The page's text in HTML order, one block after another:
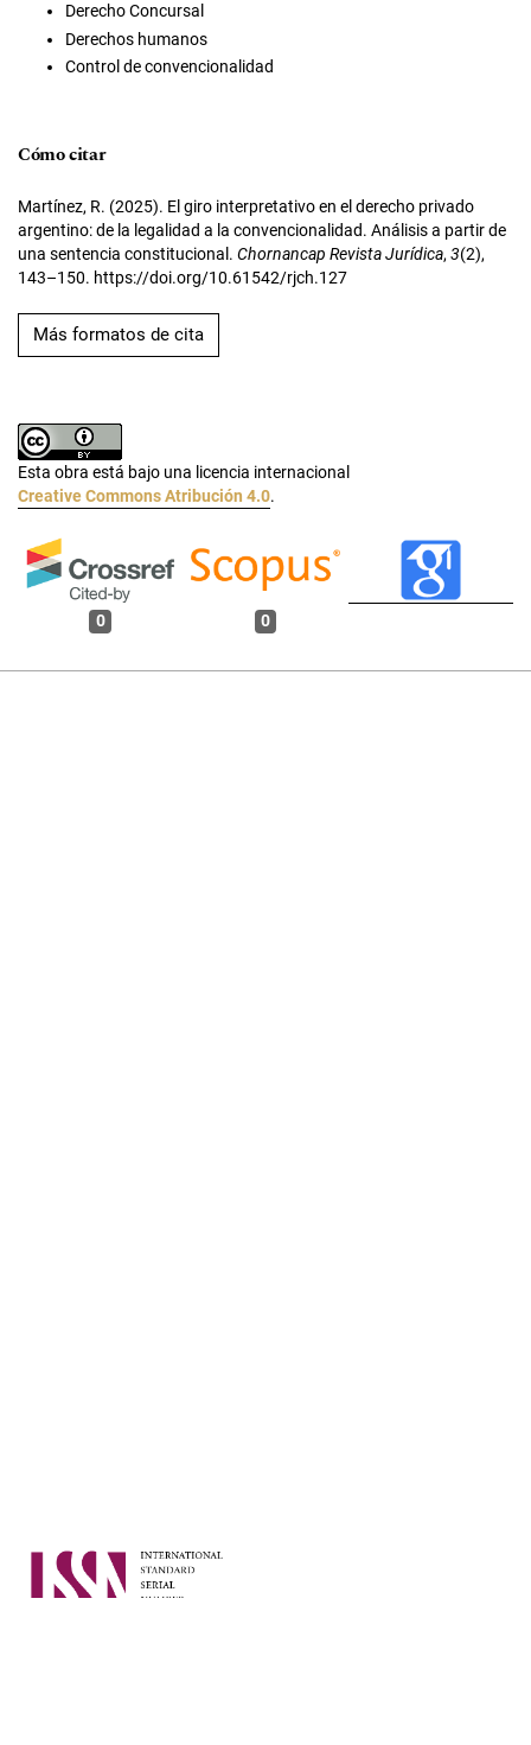
Derecho Concursal
Derechos humanos
Control de convencionalidad
Cómo citar
Martínez, R. (2025). El giro interpretativo en el derecho privado
argentino: de la legalidad a la convencionalidad. Análisis a partir de
una sentencia constitucional. Chornancap Revista Jurídica, 3(2),
143–150. https://doi.org/10.61542/rjch.127
Más formatos de cita
Esta obra está bajo una licencia internacional
Creative Commons Atribución 4.0.
0 0